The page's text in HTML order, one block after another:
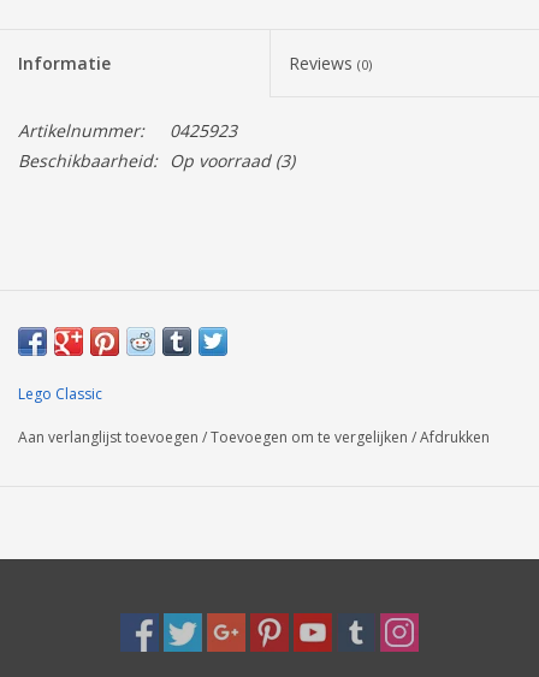
Informatie Reviews (0)
Artikelnummer:
0425923
Beschikbaarheid:
Op voorraad(3)
Lego Classic
Aan verlanglijst toevoegen /Toevoegen om te vergelijken /Afdrukken